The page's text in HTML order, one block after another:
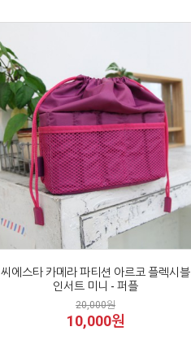
씨에스타 카메라 파티션 아르코 플렉시블
인서트 미니 - 퍼플
20,000원
10,000원